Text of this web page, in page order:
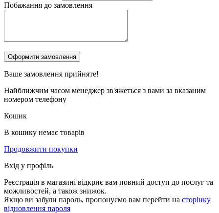
Побажання до замовлення
Ваше замовлення прийняте!
Найближчим часом менеджер зв'яжеться з вами за вказаним
номером телефону
Кошик
В кошику немає товарів
Продовжити покупки
Вхід у профіль
Реєстрація в магазині відкриє вам повний доступ до послуг та
можливостей, а також знижок.
Якщо ви забули пароль, пропонуємо вам перейти на сторінку
відновлення пароля